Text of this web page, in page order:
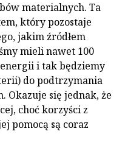
materialnych. Ta
który pozostaje
jakim źródłem
mieli nawet 100
i tak będziemy
do podtrzymania
Okazuje się jednak, że
choć korzyści z
pomocą są coraz